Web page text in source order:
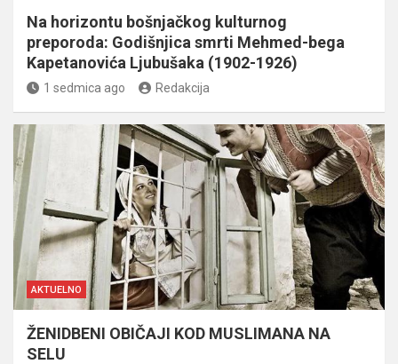
Na horizontu bošnjačkog kulturnog
preporoda: Godišnjica smrti Mehmed-bega
Kapetanovića Ljubušaka (1902-1926)
1 sedmica ago Redakcija
AKTUELNO
ŽENIDBENI OBIČAJI KOD MUSLIMANA NA
SELU